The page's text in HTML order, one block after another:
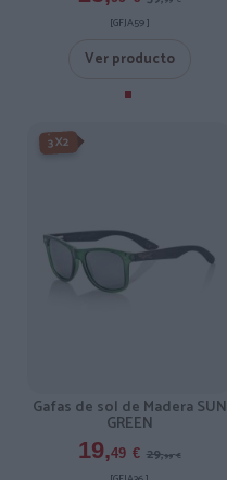
[GFJA59 ]
Ver producto
-3X2%
3X2
Gafas de sol de Madera SUN
GREEN
19,49 € 29,99 €